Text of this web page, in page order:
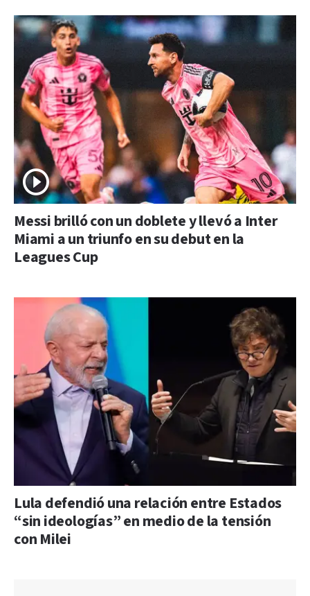
Messi brilló con un doblete y llevó a Inter
Miami a un triunfo en su debut en la
Leagues Cup
Lula defendió una relación entre Estados
“sin ideologías” en medio de la tensión
con Milei